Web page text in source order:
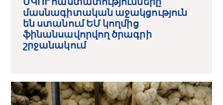
մասնագիտական աջակցություն
են ստանում ԵՄ կողմից
ֆինանսավորվող ծրագրի
շրջանակում